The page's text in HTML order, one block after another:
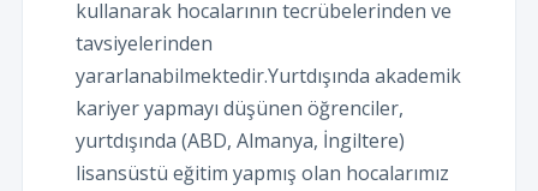
kullanarak hocalarının tecrübelerinden ve
tavsiyelerinden
yararlanabilmektedir.Yurtdışında akademik
kariyer yapmayı düşünen öğrenciler,
yurtdışında (ABD, Almanya, İngiltere)
lisansüstü eğitim yapmış olan hocalarımız